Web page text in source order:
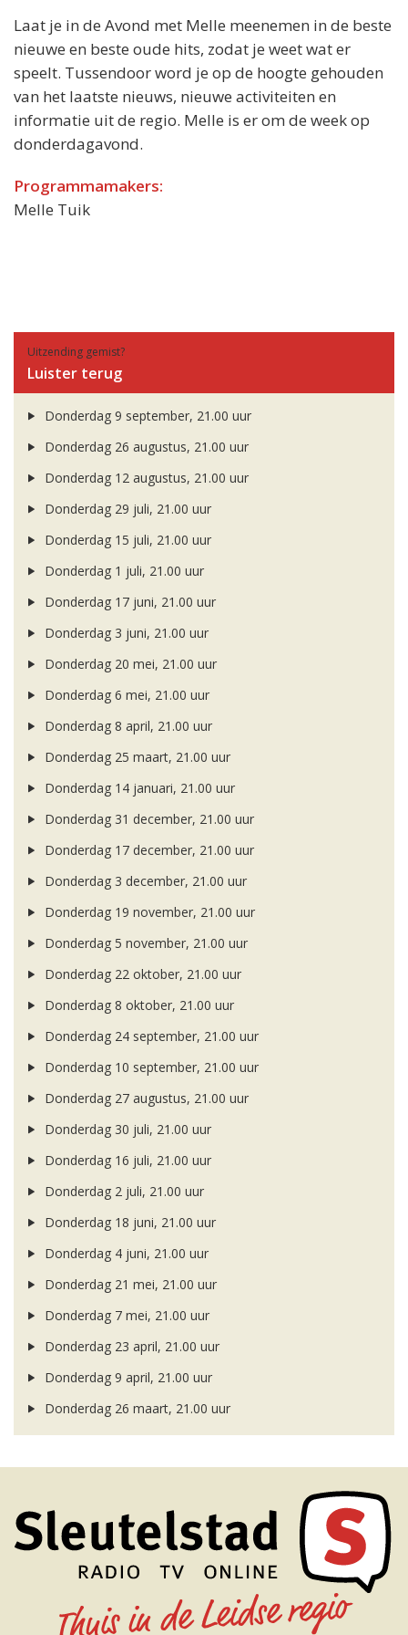
Laat je in de Avond met Melle meenemen in de beste
nieuwe en beste oude hits, zodat je weet wat er
speelt. Tussendoor word je op de hoogte gehouden
van het laatste nieuws, nieuwe activiteiten en
informatie uit de regio. Melle is er om de week op
donderdagavond.
Programmamakers:
Melle Tuik
Uitzending gemist?
Luister terug
Donderdag 9 september, 21.00 uur
Donderdag 26 augustus, 21.00 uur
Donderdag 12 augustus, 21.00 uur
Donderdag 29 juli, 21.00 uur
Donderdag 15 juli, 21.00 uur
Donderdag 1 juli, 21.00 uur
Donderdag 17 juni, 21.00 uur
Donderdag 3 juni, 21.00 uur
Donderdag 20 mei, 21.00 uur
Donderdag 6 mei, 21.00 uur
Donderdag 8 april, 21.00 uur
Donderdag 25 maart, 21.00 uur
Donderdag 14 januari, 21.00 uur
Donderdag 31 december, 21.00 uur
Donderdag 17 december, 21.00 uur
Donderdag 3 december, 21.00 uur
Donderdag 19 november, 21.00 uur
Donderdag 5 november, 21.00 uur
Donderdag 22 oktober, 21.00 uur
Donderdag 8 oktober, 21.00 uur
Donderdag 24 september, 21.00 uur
Donderdag 10 september, 21.00 uur
Donderdag 27 augustus, 21.00 uur
Donderdag 30 juli, 21.00 uur
Donderdag 16 juli, 21.00 uur
Donderdag 2 juli, 21.00 uur
Donderdag 18 juni, 21.00 uur
Donderdag 4 juni, 21.00 uur
Donderdag 21 mei, 21.00 uur
Donderdag 7 mei, 21.00 uur
Donderdag 23 april, 21.00 uur
Donderdag 9 april, 21.00 uur
Donderdag 26 maart, 21.00 uur